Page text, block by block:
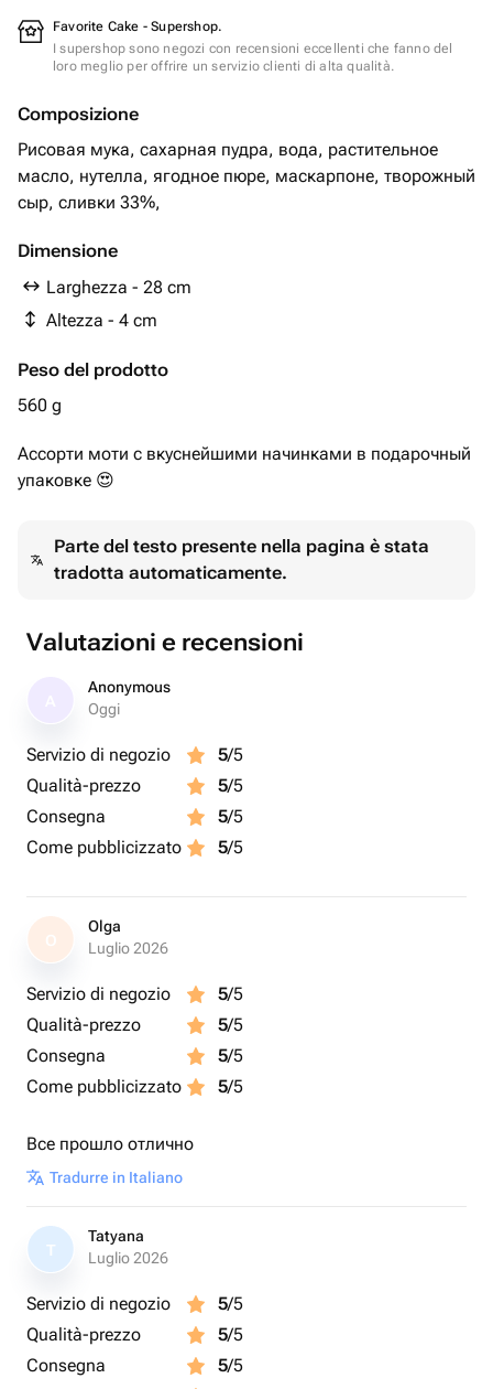
Favorite Cake - Supershop.
I supershop sono negozi con recensioni eccellenti che fanno del
loro meglio per offrire un servizio clienti di alta qualità.
Composizione
Рисовая мука, сахарная пудра, вода, растительное
масло, нутелла, ягодное пюре, маскарпоне, творожный
сыр, сливки 33%,
Dimensione
Larghezza - 28 cm
Altezza - 4 cm
Peso del prodotto
560 g
Ассорти моти с вкуснейшими начинками в подарочный
упаковке 😍
Parte del testo presente nella pagina è stata
tradotta automaticamente.
Valutazioni e recensioni
Anonymous
Oggi
Servizio di negozio 5/5
Qualità-prezzo
5/5
Consegna
5/5
Come pubblicizzato
5/5
O
Olga
Luglio 2026
Servizio di negozio 5/5
Qualità-prezzo
5/5
Consegna
5/5
Come pubblicizzato
5/5
Все прошло отлично
Tradurre in Italiano
T
Tatyana
Luglio 2026
Servizio di negozio 5/5
Qualità-prezzo
5/5
Consegna
5/5